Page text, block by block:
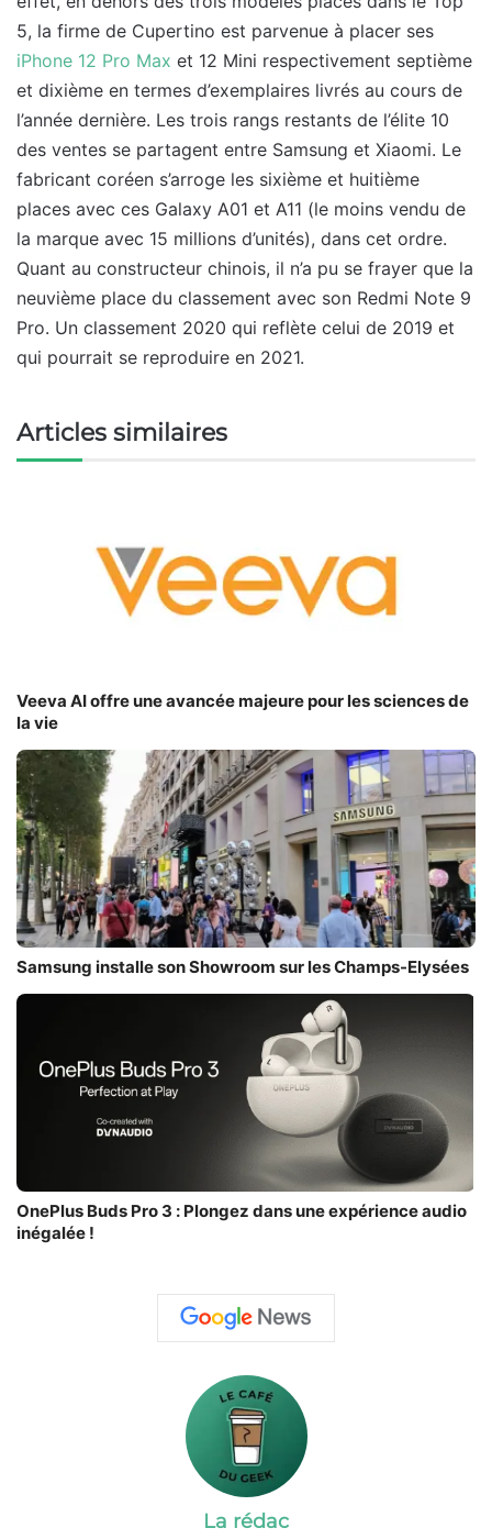
5, la firme de Cupertino est parvenue à placer ses
iPhone 12 Pro Max et 12 Mini respectivement septième
et dixième en termes d’exemplaires livrés au cours de
l’année dernière. Les trois rangs restants de l’élite 10
des ventes se partagent entre Samsung et Xiaomi. Le
fabricant coréen s’arroge les sixième et huitième
places avec ces Galaxy A01 et A11 (le moins vendu de
la marque avec 15 millions d’unités), dans cet ordre.
Quant au constructeur chinois, il n’a pu se frayer que la
neuvième place du classement avec son Redmi Note 9
Pro. Un classement 2020 qui reflète celui de 2019 et
qui pourrait se reproduire en 2021.
Articles similaires
Veeva AI offre une avancée majeure pour les sciences de
la vie
Samsung installe son Showroom sur les Champs-Elysées
OnePlus Buds Pro 3 : Plongez dans une expérience audio
inégalée !
La rédac